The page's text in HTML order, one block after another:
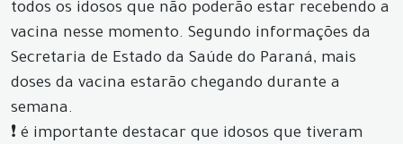
todos os idosos que não poderão estar recebendo a
vacina nesse momento. Segundo informações da
Secretaria de Estado da Saúde do Paraná, mais
doses da vacina estarão chegando durante a
semana.
❗️ é importante destacar que idosos que tiveram